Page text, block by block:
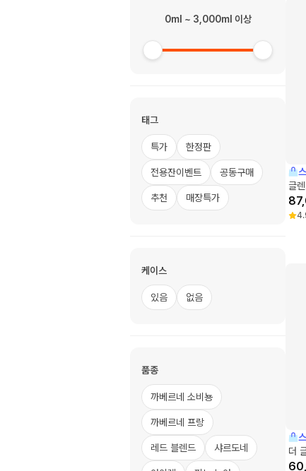
0ml ~ 3,000ml 이상
태그
특가 한정판
전용잔이벤트 공동구매
추천 매장특가
케이스
있음 없음
품종
까베르네 소비뇽
까베르네 프랑
레드 블렌드 샤르도네
글
더